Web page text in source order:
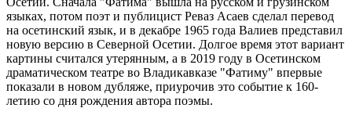
языках, потом поэт и публицист Реваз Асаев сделал перевод
на осетинский язык, и в декабре 1965 года Валиев представил
новую версию в Северной Осетии. Долгое время этот вариант
картины считался утерянным, а в 2019 году в Осетинском
драматическом театре во Владикавказе "Фатиму" впервые
показали в новом дубляже, приурочив это событие к 160-
летию со дня рождения автора поэмы.